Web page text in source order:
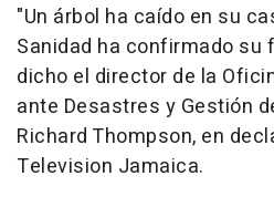
"Un árbol ha caído en su
Sanidad ha confirmado su
dicho el director de la
ante Desastres y Gestión
Richard Thompson, en
Television Jamaica.